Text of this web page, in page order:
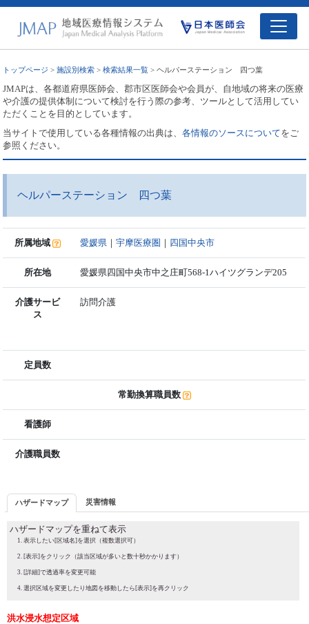
トップページ >施設別検索 >検索結果一覧 > ヘルパーステーション 四つ葉
JMAPは、各都道府県医師会、郡市区医師会や会員が、自地域の将来の医療
や介護の提供体制について検討を行う際の参考、ツールとして活用してい
ただくことを目的としています。
当サイトで使用している各種情報の出典は、各情報のソースについてをご
参照ください。
ヘルパーステーション 四つ葉
所属地域 愛媛県 ｜宇摩医療圏 ｜ 四国中央市
所在地 愛媛県四国中央市中之庄町568-1ハイツグランデ205
介護サービ
ス
訪問介護
定員数
常勤換算職員数
看護師
介護職員数
ハザードマップ 災害情報
ハザードマップを重ねて表示
表示したい[区域名]を選択（複数選択可）
[表示]をクリック（該当区域が多いと数十秒かかります）
[詳細]で透過率を変更可能
選択区域を変更したり地図を移動したら[表示]を再クリック
洪水浸水想定区域